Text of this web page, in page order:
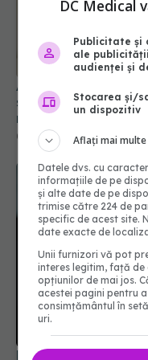
Alina Pușcău
schimbat viața: Am
metastază
07 aug 2026, 12:39
PNRR: 174 de
DC Medical
Publicitate și
ale
audienței și
Stocarea și/
un dispozitiv
Aflați mai multe
Datele dvs. cu
informațiile de pe
și alte date de pe
trimise către 224 de
specific de acest site.
date exacte de
Unii furnizori vă pot
interes legitim, față
opțiunilor de mai jos.
acestei pagini pentru
consimțământul în
uri.